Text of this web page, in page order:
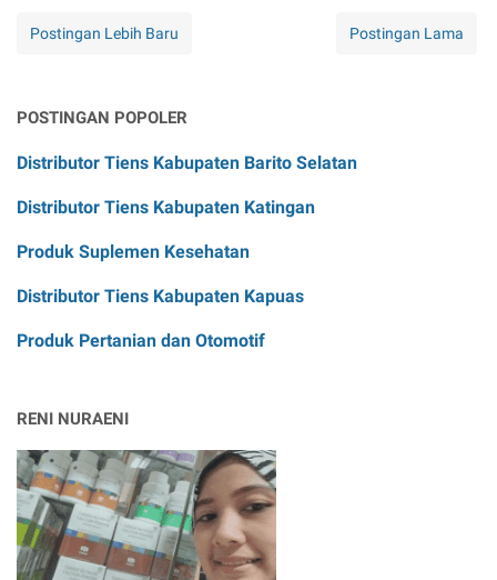
Postingan Lebih Baru Postingan Lama
POSTINGAN POPOLER
Distributor Tiens Kabupaten Barito Selatan
Distributor Tiens Kabupaten Katingan
Produk Suplemen Kesehatan
Distributor Tiens Kabupaten Kapuas
Produk Pertanian dan Otomotif
RENI NURAENI